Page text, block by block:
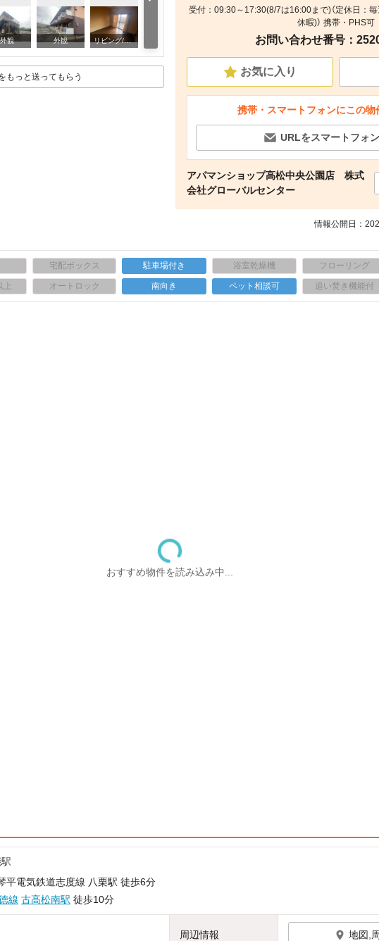
外観 外観 キッチン リビング/ダイニング
もっと送ってもらう
受付：09:30～17:30(8/7は16:00まで)（定休日：
休暇)） 携帯・PHS可
お問い合わせ番号：
お気に入り
携帯・スマートフォンにこの物
URLをスマートフォ
アパマンショップ高松中央公園店 株式
会社グローバルセンター
情報公開日：
宅配ボックス 駐車場付き 浴室乾燥機 フローリング
上 オートロック 南向き ペット相談可 追い焚き機能付
おすすめ物件を読み込み中...
平電気鉄道志度線 八栗駅 徒歩6分
線 古高松南駅 徒歩10分
周辺情報 地図,